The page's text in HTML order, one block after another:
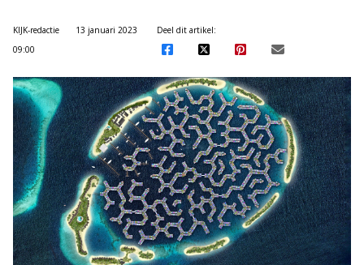
KIJK-redactie
13 januari 2023
09:00
Deel dit artikel: